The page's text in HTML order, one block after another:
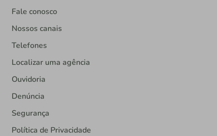
Fale conosco
Nossos canais
Telefones
Localizar uma agência
Ouvidoria
Denúncia
Segurança
Política de Privacidade